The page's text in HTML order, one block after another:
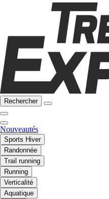
Rechercher
Nouveautés
Sports Hiver
Randonnée
Trail running
Running
Verticalité
Aquatique